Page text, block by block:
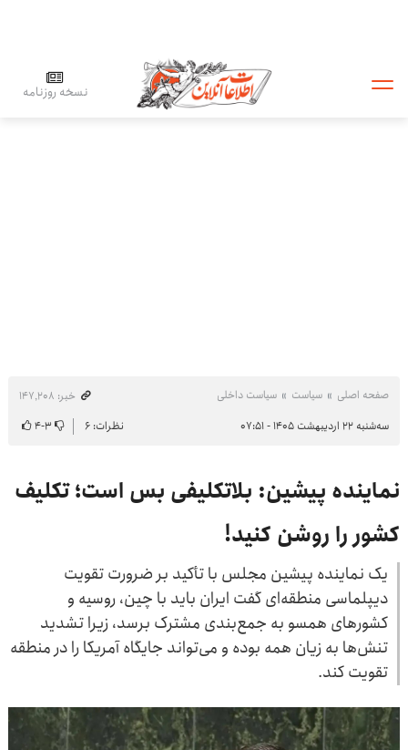
نسخه روزنامه
صفحه اصلی سیاست سیاست داخلی
خبر: ۱۴۷٬۲۰۸
سه‌شنبه ۲۲ اردیبهشت ۱۴۰۵ - ۰۷:۵۱
نظرات: ۶ ۳-۴
نماینده پیشین: بلاتکلیفی بس است؛ تکلیف
کشور را روشن کنید!
یک نماینده پیشین مجلس با تأکید بر ضرورت تقویت
دیپلماسی منطقه‌ای گفت ایران باید با چین، روسیه و
کشورهای همسو به جمع‌بندی مشترک برسد، زیرا تشدید
تنش‌ها به زیان همه بوده و می‌تواند جایگاه آمریکا را در منطقه
تقویت کند.